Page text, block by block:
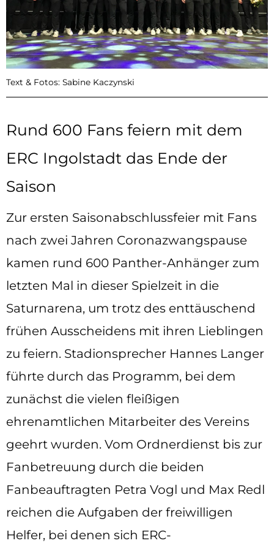
Text & Fotos: Sabine Kaczynski
Rund 600 Fans feiern mit dem
ERC Ingolstadt das Ende der
Saison
Zur ersten Saisonabschlussfeier mit Fans
nach zwei Jahren Coronazwangspause
kamen rund 600 Panther-Anhänger zum
letzten Mal in dieser Spielzeit in die
Saturnarena, um trotz des enttäuschend
frühen Ausscheidens mit ihren Lieblingen
zu feiern. Stadionsprecher Hannes Langer
führte durch das Programm, bei dem
zunächst die vielen fleißigen
ehrenamtlichen Mitarbeiter des Vereins
geehrt wurden. Vom Ordnerdienst bis zur
Fanbetreuung durch die beiden
Fanbeauftragten Petra Vogl und Max Redl
reichen die Aufgaben der freiwilligen
Helfer, bei denen sich ERC-